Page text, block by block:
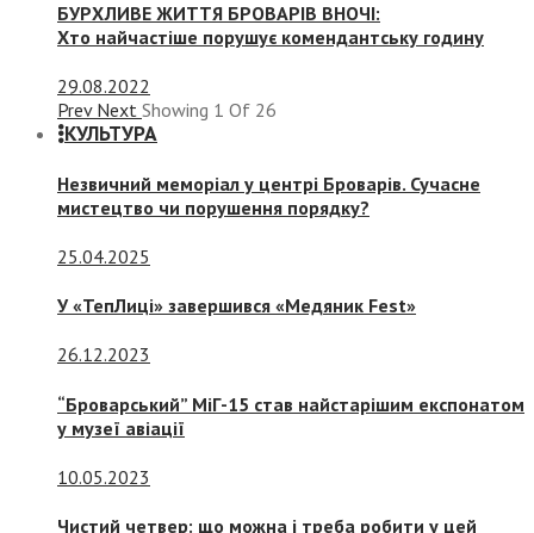
БУРХЛИВЕ ЖИТТЯ БРОВАРІВ ВНОЧІ:
Хто найчастіше порушує комендантську годину
29.08.2022
Prev Next Showing 1 Of 26
КУЛЬТУРА
Незвичний меморіал у центрі Броварів. Сучасне
мистецтво чи порушення порядку?
25.04.2025
У «ТепЛиці» завершився «Медяник Fest»
26.12.2023
“Броварський” МіГ-15 став найстарішим експонатом
у музеї авіації
10.05.2023
Чистий четвер: що можна і треба робити у цей